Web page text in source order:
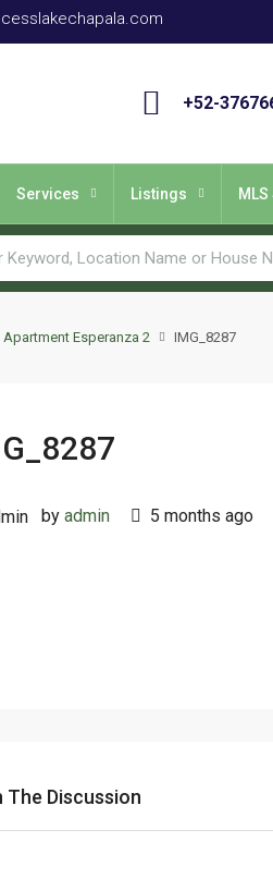
+52-
Services Listings
Apartment Esperanza 2 IMG_8287
by admin 5 months ago
The Discussion